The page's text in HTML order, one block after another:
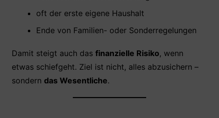
oft der erste eigene Haushalt
Ende von Familien- oder Sonderregelungen
Damit steigt auch das finanzielle Risiko, wenn
etwas schiefgeht. Ziel ist nicht, alles abzusichern –
sondern das Wesentliche.